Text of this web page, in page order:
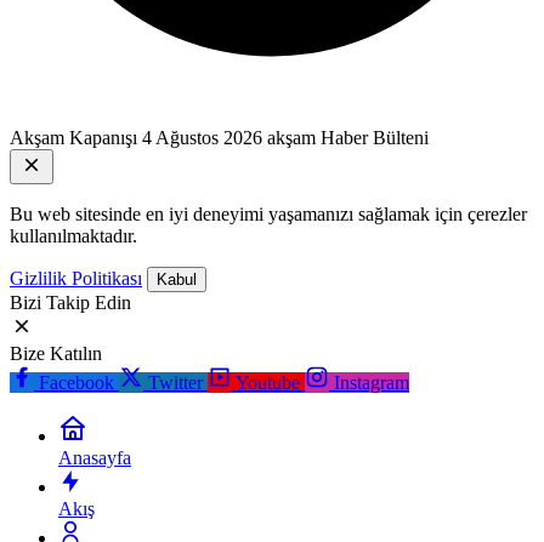
Akşam Kapanışı 4 Ağustos 2026 akşam Haber Bülteni
Bu web sitesinde en iyi deneyimi yaşamanızı sağlamak için çerezler
kullanılmaktadır.
Gizlilik Politikası Kabul
Bizi Takip Edin
Bize Katılın
Facebook
Twitter Youtube Instagram
Anasayfa
Akış